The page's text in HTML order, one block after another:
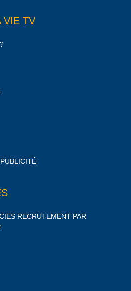
VIE TV
RECRUTEMENT PAR